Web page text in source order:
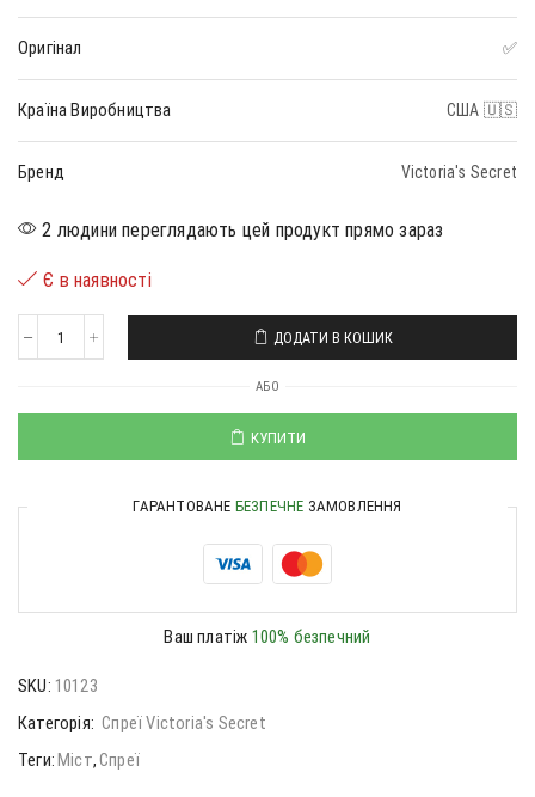
Оригінал ✅
Країна Виробництва США 🇺🇸
Бренд Victoria's Secret
2 людини переглядають цей продукт прямо зараз
Є в наявності
ДОДАТИ В КОШИК
АБО
КУПИТИ
ГАРАНТОВАНЕ БЕЗПЕЧНЕ ЗАМОВЛЕННЯ
Ваш платіж 100% безпечний
SKU: 10123
Категорія: Спреї Victoria's Secret
Теги:Міст,Спреї